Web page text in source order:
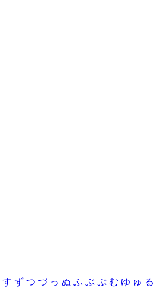
す ず つ づ っ ぬ ふ ぶ ぷ む ゆ ゅ る